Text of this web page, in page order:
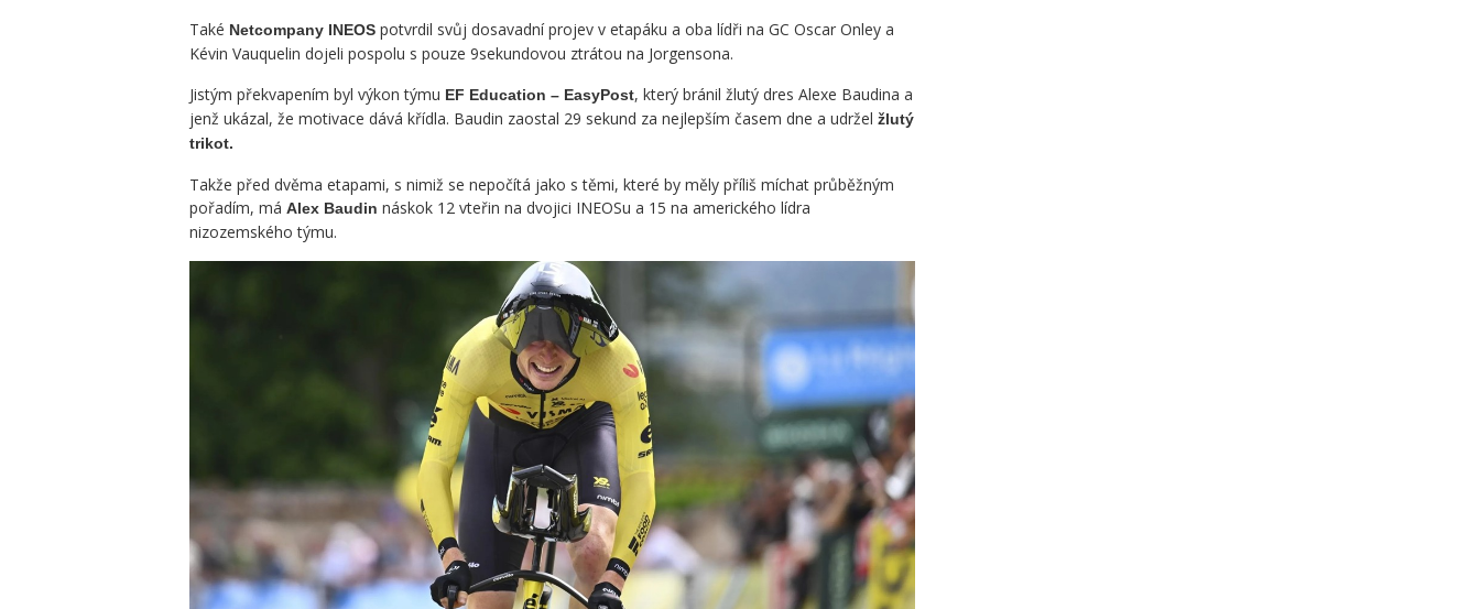
Také Netcompany INEOS potvrdil svůj dosavadní projev v etapáku a oba lídři na GC Oscar Onley a
Kévin Vauquelin dojeli pospolu s pouze 9sekundovou ztrátou na Jorgensona.
Jistým překvapením byl výkon týmu EF Education – EasyPost, který bránil žlutý dres Alexe Baudina a
jenž ukázal, že motivace dává křídla. Baudin zaostal 29 sekund za nejlepším časem dne a udržel žlutý
trikot.
Takže před dvěma etapami, s nimiž se nepočítá jako s těmi, které by měly příliš míchat průběžným
pořadím, má Alex Baudin náskok 12 vteřin na dvojici INEOSu a 15 na amerického lídra
nizozemského týmu.